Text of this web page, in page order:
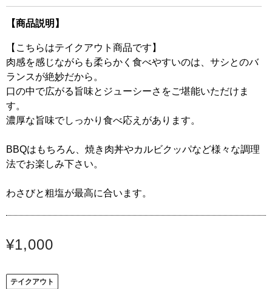
【商品説明】
【こちらはテイクアウト商品です】
肉感を感じながらも柔らかく食べやすいのは、サシとのバ
ランスが絶妙だから。
口の中で広がる旨味とジューシーさをご堪能いただけま
す。
濃厚な旨味でしっかり食べ応えがあります。
BBQはもちろん、焼き肉丼やカルビクッパなど様々な調理
法でお楽しみ下さい。
わさびと粗塩が最高に合います。
¥1,000
テイクアウト